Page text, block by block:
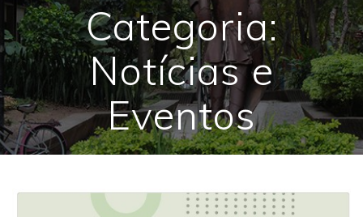
Categoria:
Notícias e
Eventos